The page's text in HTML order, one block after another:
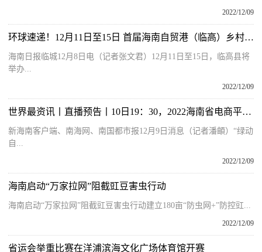
2022/12/09
环球速递！12月11日至15日 首届海南自贸港（临高）乡村振兴发展论坛将举行
海南日报临城12月8日电（记者张文君）12月11日至15日，临高县将
举办...
2022/12/09
世界最资讯丨直播预告丨10日19：30，2022海南省电商平台禁塑宣传推广活动总结仪式举行
新海南客户端、南海网、南国都市报12月9日消息（记者潘頔）“绿动
自...
2022/12/09
海南启动“万家拉网”阻截豇豆害虫行动
海南启动“万家拉网”阻截豇豆害虫行动建立180亩“防虫网+”防控豇...
2022/12/09
省运会举重比赛在洋浦滨海文化广场体育馆开赛